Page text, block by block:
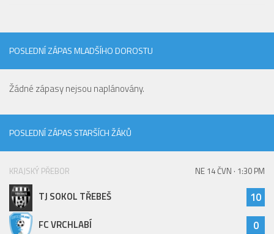
POSLEDNÍ ZÁPAS MLADŠÍHO DOROSTU
Žádné zápasy nejsou naplánovány.
POSLEDNÍ ZÁPAS STARŠÍCH ŽÁKŮ
KRAJSKÝ PŘEBOR NE 14 ČVN · 1:30 PM
TJ SOKOL TŘEBEŠ 10
FC VRCHLABÍ 0